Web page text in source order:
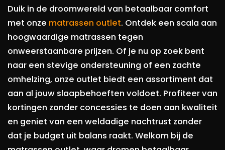
Duik in de droomwereld van betaalbaar comfort
met onze matrassen outlet. Ontdek een scala aan
hoogwaardige matrassen tegen
onweerstaanbare prijzen. Of je nu op zoek bent
naar een stevige ondersteuning of een zachte
omhelzing, onze outlet biedt een assortiment dat
aan al jouw slaapbehoeften voldoet. Profiteer van
kortingen zonder concessies te doen aan kwaliteit
en geniet van een weldadige nachtrust zonder
dat je budget uit balans raakt. Welkom bij de